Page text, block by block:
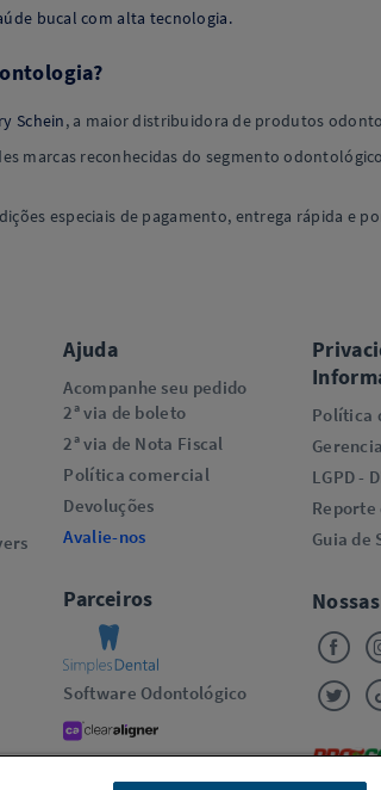
bucal com alta tecnologia.
Schein, a maior distribuidora de produtos
marcas reconhecidas do segmento
especiais de pagamento, entrega rápida e
Ajuda
Acompanhe seu pedido
2ª via de boleto
2ª via de Nota Fiscal
Política comercial
Devoluções
Avalie-nos
Parceiros
Software Odontológico
Alinhadores Transparentes
Política
LGPD -
Reporte
Guia de